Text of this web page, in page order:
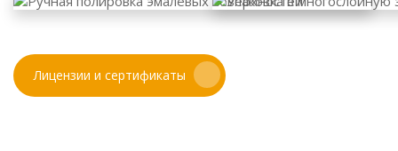
Лицензии и сертификаты